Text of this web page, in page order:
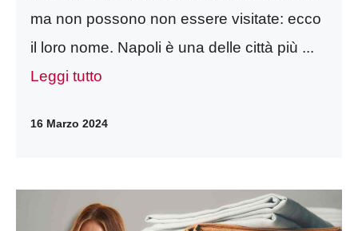
ma non possono non essere visitate: ecco
il loro nome. Napoli è una delle città più ...
Leggi tutto
16 Marzo 2024